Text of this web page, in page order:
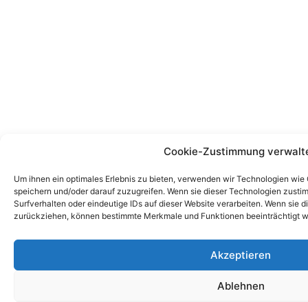
Cookie-Zustimmung
Um ihnen ein optimales Erlebnis zu bieten, verwenden wir Technologien
speichern und/oder darauf zuzugreifen. Wenn sie dieser Technologien
Surfverhalten oder eindeutige IDs auf dieser Website verarbeiten. Wenn sie
zurückziehen, können bestimmte Merkmale und Funktionen beeinträchtigt
Akzeptieren
Ablehnen